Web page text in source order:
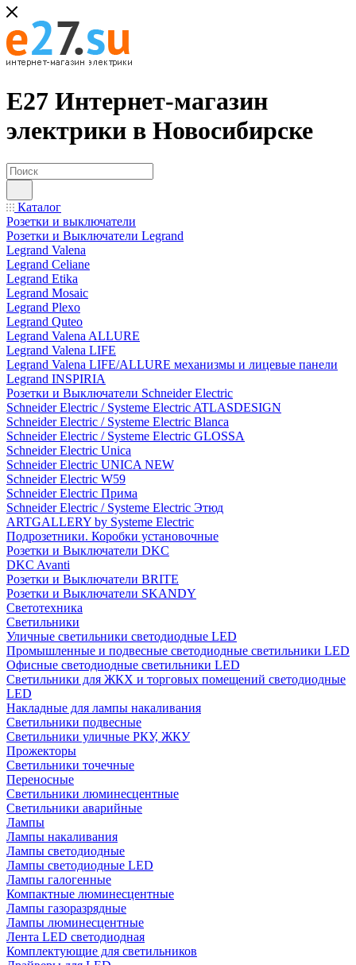
Е27 Интернет-магазин
электрики в Новосибирске
Каталог
Розетки и выключатели
Розетки и Выключатели Legrand
Legrand Valena
Legrand Celiane
Legrand Etika
Legrand Mosaic
Legrand Plexo
Legrand Quteo
Legrand Valena ALLURE
Legrand Valena LIFE
Legrand Valena LIFE/ALLURE механизмы и лицевые панели
Legrand INSPIRIA
Розетки и Выключатели Schneider Electric
Schneider Electric / Systeme Electric ATLASDESIGN
Schneider Electric / Systeme Electric Blanca
Schneider Electric / Systeme Electric GLOSSA
Schneider Electric Unica
Schneider Electric UNICA NEW
Schneider Electric W59
Schneider Electric Прима
Schneider Electric / Systeme Electric Этюд
ARTGALLERY by Systeme Electric
Подрозетники. Коробки установочные
Розетки и Выключатели DKC
DKC Avanti
Розетки и Выключатели BRITE
Розетки и Выключатели SKANDY
Светотехника
Светильники
Уличные светильники светодиодные LED
Промышленные и подвесные светодиодные светильники LED
Офисные светодиодные светильники LED
Светильники для ЖКХ и торговых помещений светодиодные
LED
Накладные для лампы накаливания
Светильники подвесные
Светильники уличные РКУ, ЖКУ
Прожекторы
Cветильники точечные
Переносные
Светильники люминесцентные
Светильники аварийные
Лампы
Лампы накаливания
Лампы светодиодные
Лампы светодиодные LED
Лампы галогенные
Компактные люминесцентные
Лампы газоразрядные
Лампы люминесцентные
Лента LED светодиодная
Комплектующие для светильников